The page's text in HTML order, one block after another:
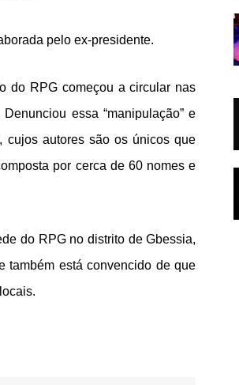
pelo ex-presidente.
do RPG começou a circular nas
essa “manipulação” e
cujos autores são os únicos que
por cerca de 60 nomes e
do RPG no distrito de Gbessia,
também está convencido de que